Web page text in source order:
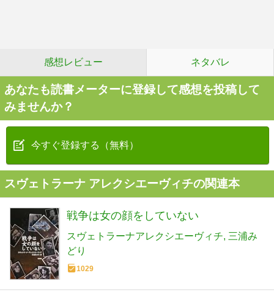
感想レビュー ネタバレ
あなたも読書メーターに登録して感想を投稿して
みませんか？
今すぐ登録する（無料）
スヴェトラーナ アレクシエーヴィチの関連本
戦争は女の顔をしていない
スヴェトラーナアレクシエーヴィチ 三浦み
どり
1029